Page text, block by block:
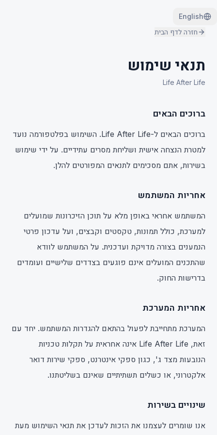
English
חזרה לדף הבית
תנאי שימוש
Life After Life
ברוכים הבאים
ברוכים הבאים ל-Life After Life. השימוש בפלטפורמה נועד
למטרת הנצחה אישית ושליחת מסרים עתידיים. על ידי שימוש
בשירות, אתם מסכימים לתנאים המפורטים להלן.
אחריות המשתמש
המשתמש אחראי באופן מלא על תוכן הזיכרונות שמועלים
למערכת, כולל תמונות, טקסטים וקבצים, ועל עדכון פרטי
הנמענים בצורה מדויקת ועדכנית. על המשתמש לוודא
שהתכנים המועלים אינם פוגעים בצדדים שלישיים ועומדים
בדרישות החוק.
אחריות המערכת
המערכת מתחייבת לפעול בהתאם להגדרות המשתמש. יחד עם
זאת, Life After Life אינה אחראית על תקלות טכניות
הנובעות מצד ג', כגון ספקי אינטרנט, ספקי שירות דואר
אלקטרוני, או כשלים תשתיתיים שאינם בשליטתנו.
שינויים בשירות
אנו שומרים לעצמנו את הזכות לעדכן את תנאי השימוש מעת